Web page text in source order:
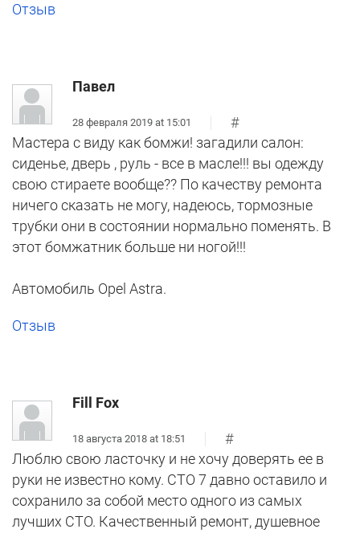
Отзыв
Павел
28 февраля 2019 at 15:01
#
Мастера с виду как бомжи! загадили салон:
сиденье, дверь , руль - все в масле!!! вы одежду
свою стираете вообще?? По качеству ремонта
ничего сказать не могу, надеюсь, тормозные
трубки они в состоянии нормально поменять. В
этот бомжатник больше ни ногой!!!
Автомобиль Opel Astra.
Отзыв
Fill Fox
18 августа 2018 at 18:51
#
Люблю свою ласточку и не хочу доверять ее в
руки не известно кому. СТО 7 давно оставило и
сохранило за собой место одного из самых
лучших СТО. Качественный ремонт, душевное